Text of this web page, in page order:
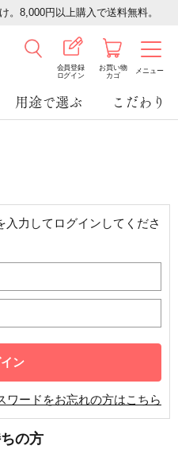
。8,000円以上購入で送料無料。
会員登録
ログイン
お買い物
カゴ
メニュー
用途で選ぶ こだわり
入力してログインしてくださ
ワードをお忘れの方はこちら
の方